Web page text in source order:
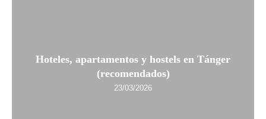
Hoteles, apartamentos y hostels en Tánger
(recomendados)
23/03/2026